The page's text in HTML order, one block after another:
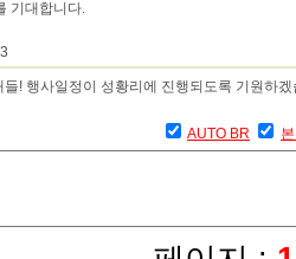
기대합니다.
! 행사일정이 성황리에 진행되도록 기원하겠
AUTO BR